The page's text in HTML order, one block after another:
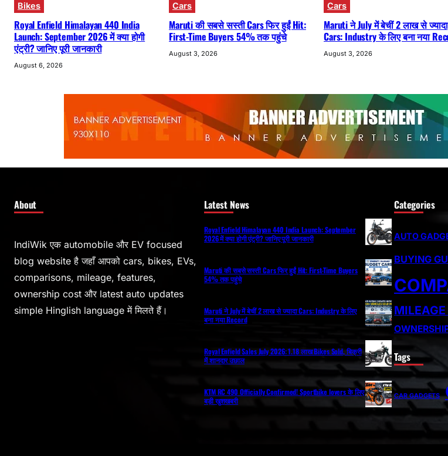
Bikes
Royal Enfield Himalayan 440 India
Launch: September 2026 में क्या होगी
एंट्री? जानिए पूरी जानकारी
August 6, 2026
Cars
Maruti की सबसे सस्ती Cars फिर हुईं Hit:
First-Time Buyers 54% तक पहुंचे
August 3, 2026
Cars
Maruti ने July में बेचीं 2 लाख से ज्यादा
Cars: Industry के लिए बना नया
August 3, 2026
About
IndiWik एक automobile और EV focused
blog website है जहाँ आपको cars, bikes, EVs,
comparisons, mileage, features,
ownership cost और latest auto updates
simple Hinglish language में मिलते हैं।
Latest News
Royal Enfield Himalayan 440 India Launch: September
2026 में क्या होगी एंट्री? जानिए पूरी जानकारी
Maruti की सबसे सस्ती Cars फिर हुईं Hit: First-Time Buyers
54% तक पहुंचे
Maruti ने July में बेचीं 2 लाख से ज्यादा Cars: Industry के लिए
बना नया Record
Royal Enfield Sales July 2026: 1.18 लाख Bikes Sold, बिक्री
में शानदार उछाल
KTM RC 490 Officially Confirmed! Sportbike lovers के लिए
बड़ी खुशखबरी
Categories
AUTO
BUYING
Tags
CAR GADGETS